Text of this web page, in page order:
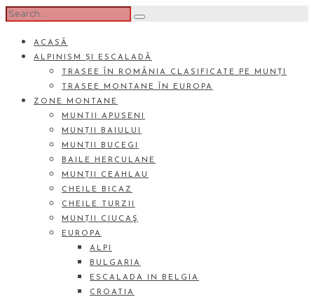
ACASĂ
ALPINISM ȘI ESCALADĂ
TRASEE ÎN ROMÂNIA CLASIFICATE PE MUNȚI
TRASEE MONTANE ÎN EUROPA
ZONE MONTANE
MUNTII APUSENI
MUNȚII BAIULUI
MUNȚII BUCEGI
BAILE HERCULANE
MUNȚII CEAHLAU
CHEILE BICAZ
CHEILE TURZII
MUNȚII CIUCAŞ
EUROPA
ALPI
BULGARIA
ESCALADA IN BELGIA
CROATIA